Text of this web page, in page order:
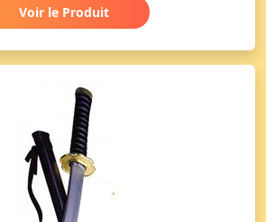
Voir le Produit